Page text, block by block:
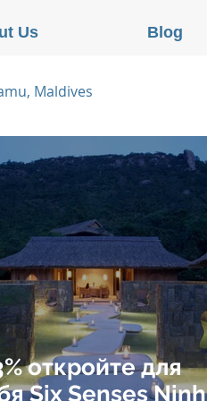
Maldives
Dao, Vietnam
France
откройте для
Six Senses Ninh
Us Blog